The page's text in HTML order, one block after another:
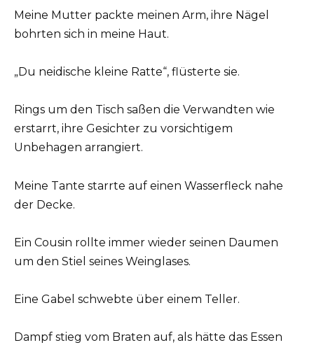
Meine Mutter packte meinen Arm, ihre Nägel
bohrten sich in meine Haut.
„Du neidische kleine Ratte“, flüsterte sie.
Rings um den Tisch saßen die Verwandten wie
erstarrt, ihre Gesichter zu vorsichtigem
Unbehagen arrangiert.
Meine Tante starrte auf einen Wasserfleck nahe
der Decke.
Ein Cousin rollte immer wieder seinen Daumen
um den Stiel seines Weinglases.
Eine Gabel schwebte über einem Teller.
Dampf stieg vom Braten auf, als hätte das Essen